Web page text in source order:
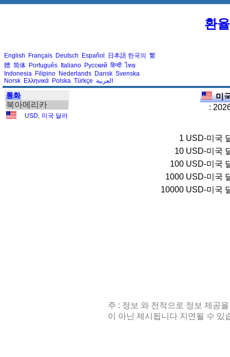
환
English Français Deutsch Español 日本語 한국의 繁
體 简体 Português Italiano Русский हिन्दी ไทย
Indonesia Filipino Nederlands Dansk Svenska
Norsk Ελληνικά Polska Türkçe العربية
통화
북아메리카
USD 미국 달러
미
:
1 USD-미국
10 USD-미국
100 USD-미국
1000 USD-미국
10000 USD-미국
주 : 정보 와 전적으로 정보 제공
이 아닌 제시됩니다 지연될 수 있